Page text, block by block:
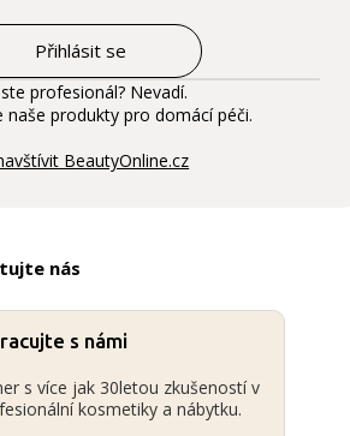
Přihlásit se
profesionál? Nevadí.
naše produkty pro domácí péči.
BeautyOnline.cz
nás
s námi
s více jak 30letou zkušeností v
kosmetiky a nábytku.